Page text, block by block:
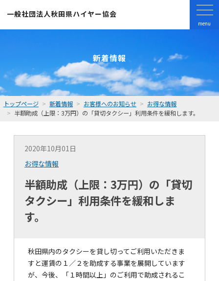
一般社団法人秋田県ハイヤー協会
menu
新着情報
トップページ 新着情報 お客様へのお知らせ
お得な情報
半額助成（上限：3万円）の「貸切タクシー」利用条件を緩和します。
2020年10月01日
お得な情報
半額助成（上限：3万円）の「貸切
タクシー」利用条件を緩和しま
す。
秋田県内のタクシーを貸し切ってご利用いただきま
すと運賃の１／２を助成する事業を展開しています
が、今後、「１時間以上」のご利用で助成されるこ